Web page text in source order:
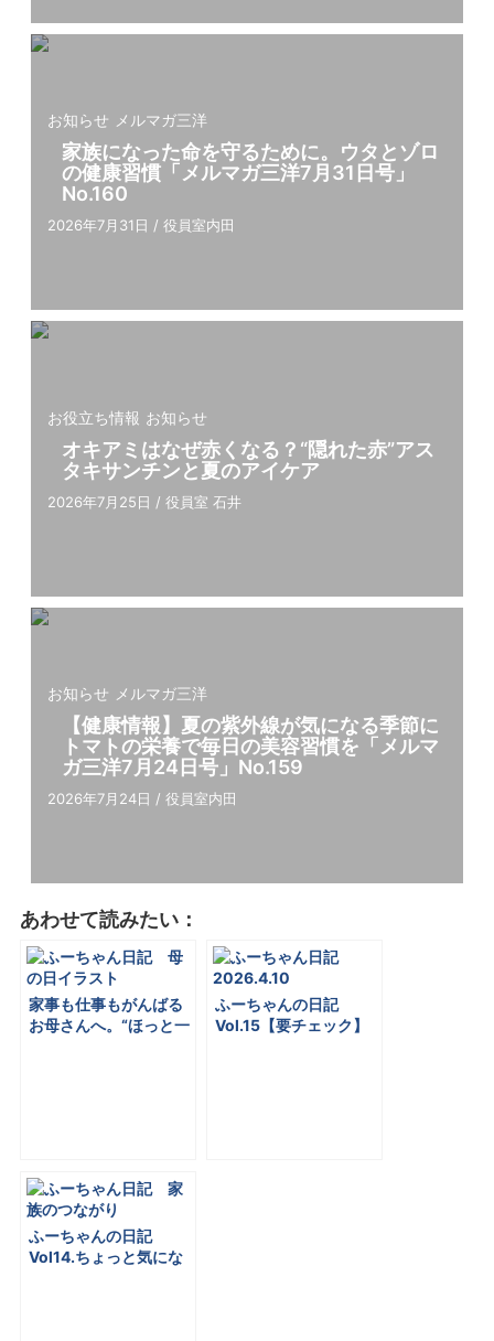
お知らせ メルマガ三洋
家族になった命を守るために。ウタとゾロ
の健康習慣「メルマガ三洋7⽉31⽇号」
No.160
2026年7月31日 / 役員室内田
お役立ち情報 お知らせ
オキアミはなぜ赤くなる？“隠れた赤”アス
タキサンチンと夏のアイケア
2026年7月25日 / 役員室 石井
お知らせ メルマガ三洋
【健康情報】夏の紫外線が気になる季節に
トマトの栄養で毎⽇の美容習慣を「メルマ
ガ三洋7⽉24⽇号」No.159
2026年7月24日 / 役員室内田
あわせて読みたい：
家事も仕事もがんばる
お⺟さんへ。“ほっと⼀
ふーちゃんの⽇記
Vol.15【要チェック】
ふーちゃんの⽇記
Vol14.ちょっと気にな